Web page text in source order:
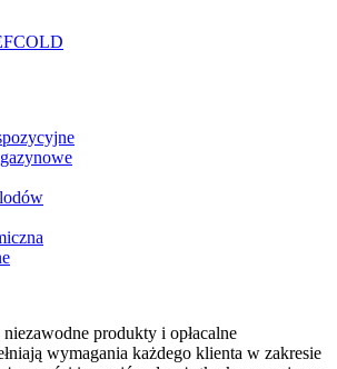
produkty i opłacalne
wymagania każdego klienta w zakresie